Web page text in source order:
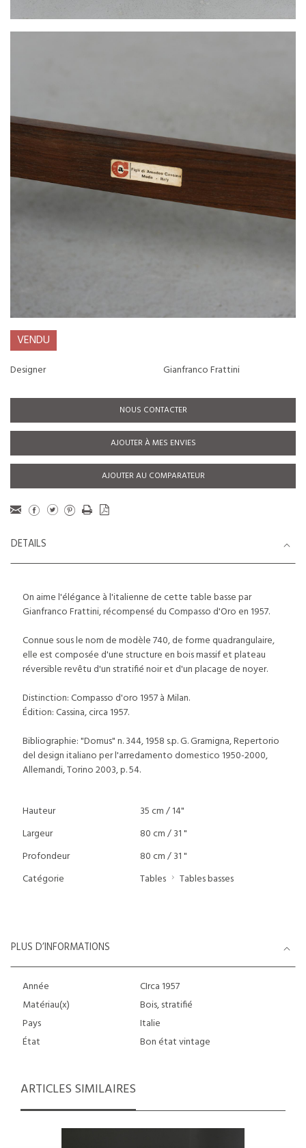
VENDU
Designer Gianfranco Frattini
NOUS CONTACTER
AJOUTER À MES ENVIES
AJOUTER AU COMPARATEUR
DETAILS
On aime l'élégance à l'italienne de cette table basse par
Gianfranco Frattini, récompensé du Compasso d'Oro en 1957.
Connue sous le nom de modèle 740, de forme quadrangulaire,
elle est composée d'une structure en bois massif et plateau
réversible revêtu d'un stratifié noir et d'un placage de noyer.
Distinction: Compasso d'oro 1957 à Milan.
Édition: Cassina, circa 1957.
Bibliographie: "Domus" n. 344, 1958 s.p. G. Gramigna, Repertorio
del design italiano per l'arredamento domestico 1950-2000,
Allemandi, Torino 2003, p. 54.
Hauteur
35 cm / 14"
Largeur
80 cm / 31 "
Profondeur
80 cm / 31 "
Catégorie
Tables Tables basses
PLUS D’INFORMATIONS
Année
CIrca 1957
Matériau(x)
Bois, stratifié
Pays
Italie
État
Bon état vintage
ARTICLES SIMILAIRES